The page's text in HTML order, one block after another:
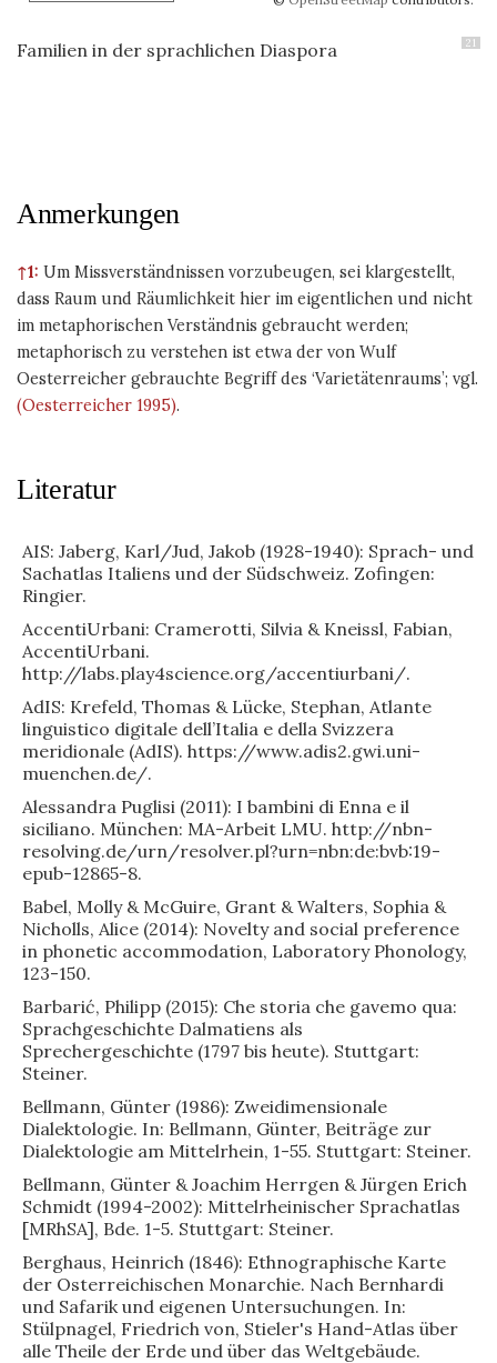
21
Familien in der sprachlichen Diaspora
Anmerkungen
↑1: Um Missverständnissen vorzubeugen, sei klargestellt,
dass Raum und Räumlichkeit hier im eigentlichen und nicht
im metaphorischen Verständnis gebraucht werden;
metaphorisch zu verstehen ist etwa der von Wulf
Oesterreicher gebrauchte Begriff des ‘Varietätenraums’; vgl.
(Oesterreicher 1995).
Literatur
AIS: Jaberg, Karl/Jud, Jakob (1928-1940): Sprach- und
Sachatlas Italiens und der Südschweiz. Zofingen:
Ringier.
AccentiUrbani: Cramerotti, Silvia & Kneissl, Fabian,
AccentiUrbani.
http://labs.play4science.org/accentiurbani/.
AdIS: Krefeld, Thomas & Lücke, Stephan, Atlante
linguistico digitale dell’Italia e della Svizzera
meridionale (AdIS). https://www.adis2.gwi.uni-
muenchen.de/.
Alessandra Puglisi (2011): I bambini di Enna e il
siciliano. München: MA-Arbeit LMU. http://nbn-
resolving.de/urn/resolver.pl?urn=nbn:de:bvb:19-
epub-12865-8.
Babel, Molly & McGuire, Grant & Walters, Sophia &
Nicholls, Alice (2014): Novelty and social preference
in phonetic accommodation, Laboratory Phonology,
123-150.
Barbarić, Philipp (2015): Che storia che gavemo qua:
Sprachgeschichte Dalmatiens als
Sprechergeschichte (1797 bis heute). Stuttgart:
Steiner.
Bellmann, Günter (1986): Zweidimensionale
Dialektologie. In: Bellmann, Günter, Beiträge zur
Dialektologie am Mittelrhein, 1-55. Stuttgart: Steiner.
Bellmann, Günter & Joachim Herrgen & Jürgen Erich
Schmidt (1994-2002): Mittelrheinischer Sprachatlas
[MRhSA], Bde. 1-5. Stuttgart: Steiner.
Berghaus, Heinrich (1846): Ethnographische Karte
der Osterreichischen Monarchie. Nach Bernhardi
und Safarik und eigenen Untersuchungen. In:
Stülpnagel, Friedrich von, Stieler's Hand-Atlas über
alle Theile der Erde und über das Weltgebäude.